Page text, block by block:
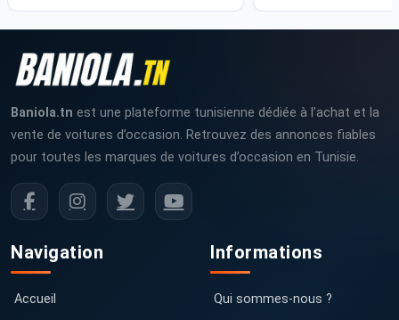
Baniola.tn est une plateforme tunisienne dédiée à l’achat et la
vente de voitures d’occasion. Retrouvez des annonces fiables
pour toutes les marques de voitures d’occasion en Tunisie.
Navigation
Accueil
Informations
Qui sommes-nous ?